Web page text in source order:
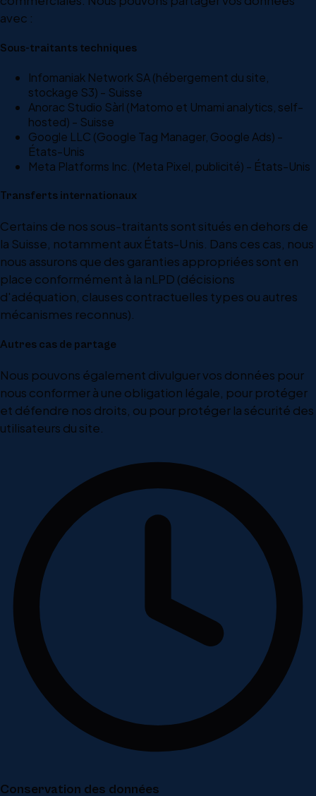
avec :
Sous-traitants techniques
Infomaniak Network SA (hébergement du site,
stockage S3) - Suisse
Anorac Studio Sàrl (Matomo et Umami analytics, self-
hosted) - Suisse
Google LLC (Google Tag Manager, Google Ads) -
États-Unis
Meta Platforms Inc. (Meta Pixel, publicité) - États-Unis
Transferts internationaux
Certains de nos sous-traitants sont situés en dehors de
la Suisse, notamment aux États-Unis. Dans ces cas, nous
nous assurons que des garanties appropriées sont en
place conformément à la nLPD (décisions
d'adéquation, clauses contractuelles types ou autres
mécanismes reconnus).
Autres cas de partage
Nous pouvons également divulguer vos données pour
nous conformer à une obligation légale, pour protéger
et défendre nos droits, ou pour protéger la sécurité des
utilisateurs du site.
Conservation des données